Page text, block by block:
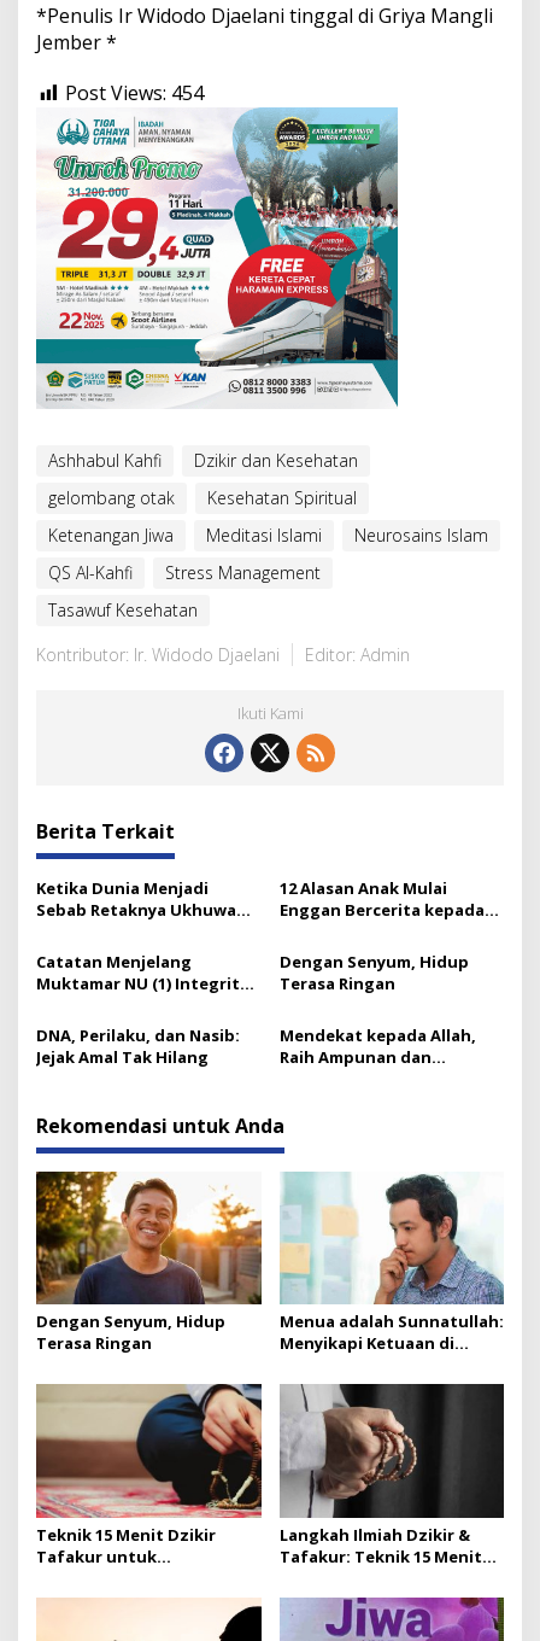
*Penulis Ir Widodo Djaelani tinggal di Griya Mangli
Jember *
Post Views: 454
Ashhabul Kahfi
Dzikir dan Kesehatan
gelombang otak
Kesehatan Spiritual
Ketenangan Jiwa
Meditasi Islami
Neurosains Islam
QS Al-Kahfi
Stress Management
Tasawuf Kesehatan
Kontributor: Ir. Widodo Djaelani
Editor: Admin
Ikuti Kami
Berita Terkait
Ketika Dunia Menjadi
Sebab Retaknya Ukhuwah
12 Alasan Anak Mulai
Enggan Bercerita kepada
Catatan Menjelang
Muktamar NU (1) Integritas
Ipul
Dengan Senyum, Hidup
Terasa Ringan
DNA, Perilaku, dan Nasib:
Jejak Amal Tak Hilang
Mendekat kepada Allah,
Raih Ampunan dan
Rekomendasi untuk Anda
Dengan Senyum, Hidup
Terasa Ringan
Menua adalah Sunnatullah:
Menyikapi Ketuaan di
Spiritual Instan
Teknik 15 Menit Dzikir
Tafakur untuk
Perlambat Penuaan Sel
Langkah Ilmiah Dzikir &
Tafakur: Teknik 15 Menit
Hormon dan Perlambat
Penuaan Sel